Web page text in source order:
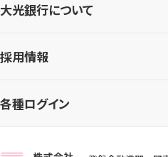
大光銀行について
採用情報
各種ログイン